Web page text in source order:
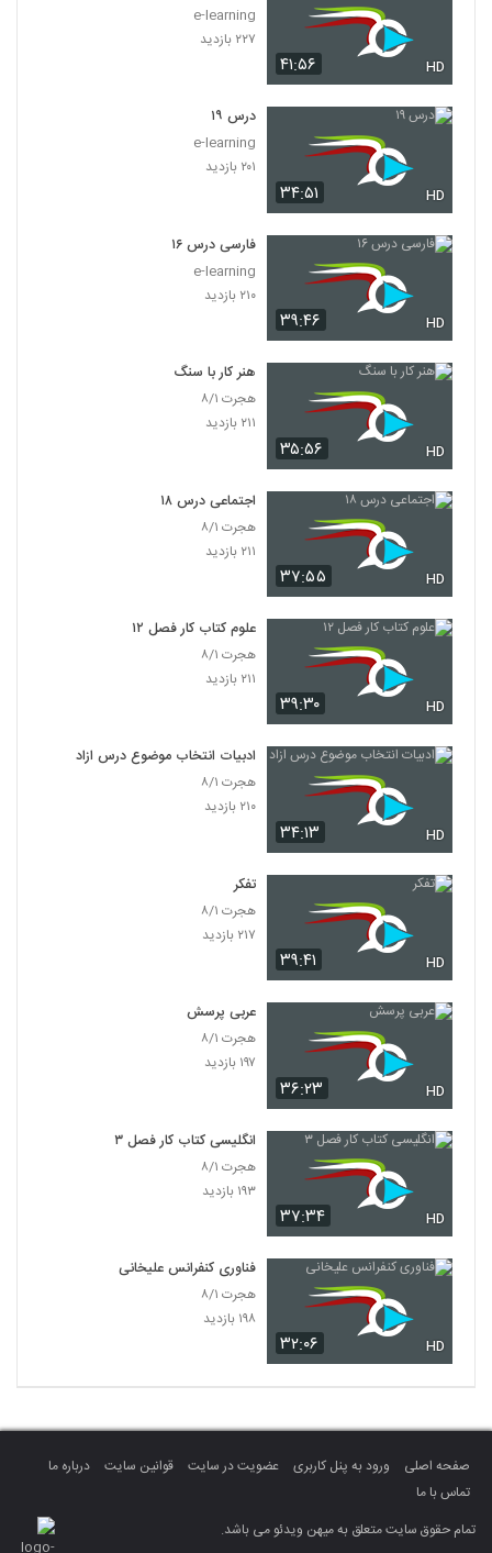
۴۱:۵۶ HD
e-learning
۲۲۷ بازدید
۳۴:۵۱ HD
درس ۱۹
e-learning
۲۰۱ بازدید
۳۹:۴۶ HD
فارسی درس ۱۶
e-learning
۲۱۰ بازدید
۳۵:۵۶ HD
هنر کار با سنگ
هجرت ۸/۱
۲۱۱ بازدید
۳۷:۵۵ HD
اجتماعی درس ۱۸
هجرت ۸/۱
۲۱۱ بازدید
۳۹:۳۰ HD
علوم کتاب کار فصل ۱۲
هجرت ۸/۱
۲۱۱ بازدید
۳۴:۱۳ HD
ادبیات انتخاب موضوع درس ازاد
هجرت ۸/۱
۲۱۰ بازدید
۳۹:۴۱ HD
تفکر
هجرت ۸/۱
۲۱۷ بازدید
۳۶:۲۳ HD
عربی پرسش
هجرت ۸/۱
۱۹۷ بازدید
۳۷:۳۴ HD
انگلیسی کتاب کار فصل ۳
هجرت ۸/۱
۱۹۳ بازدید
۳۲:۰۶ HD
فناوری کنفرانس علیخانی
هجرت ۸/۱
۱۹۸ بازدید
صفحه اصلی ورود به پنل کاربری عضویت در سایت قوانین سایت
درباره ما
تماس با ما
تمام حقوق سایت متعلق به میهن ویدئو می باشد.